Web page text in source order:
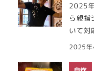
2025
ら親指
いて対
2025